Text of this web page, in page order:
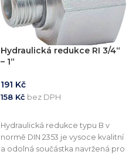
Hydraulická redukce RI 3/4“
– 1“
191 Kč
158 Kč bez DPH
Hydraulická redukce typu B v
normě DIN 2353 je vysoce kvalitní
a odolná součástka navržená pro